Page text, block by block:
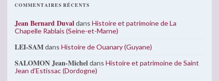
COMMENTAIRES RÉCENTS
Jean Bernard Duvaldans Histoire et patrimoine de La
Chapelle Rablais (Seine-et-Marne)
LEI-SAMdans Histoire de Ouanary (Guyane)
SALOMON Jean-Micheldans Histoire et patrimoine de Saint
Jean d’Estissac (Dordogne)